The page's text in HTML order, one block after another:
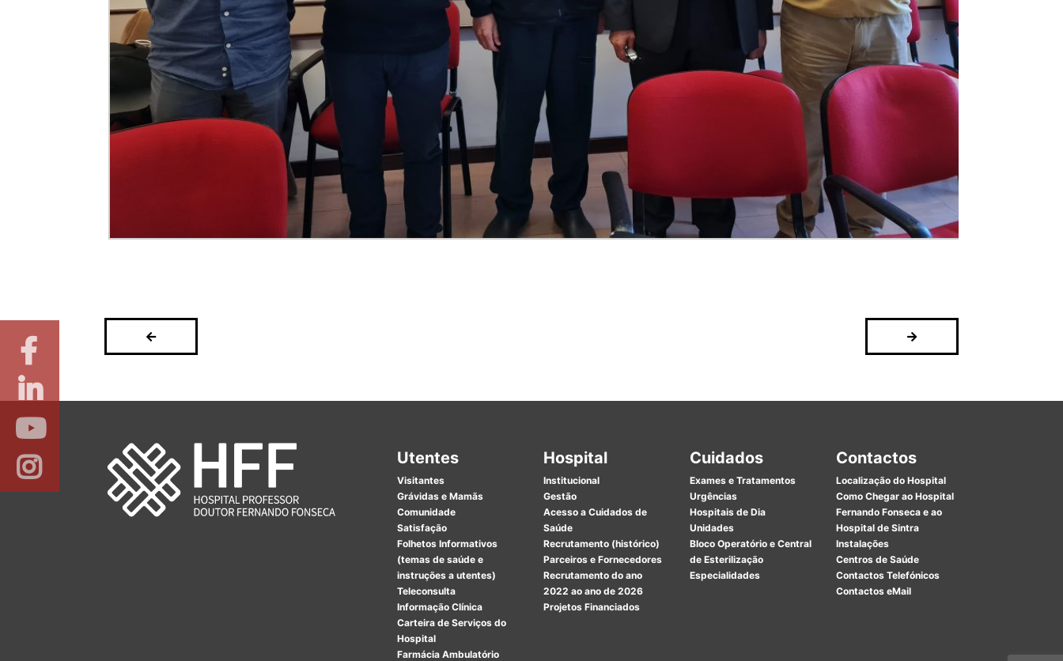
Utentes
Visitantes
Grávidas e Mamãs
Comunidade
Satisfação
Folhetos Informativos
(temas de saúde e
instruções a utentes)
Teleconsulta
Informação Clínica
Carteira de Serviços do
Hospital
Farmácia Ambulatório
Hospital
Institucional
Gestão
Acesso a Cuidados de
Saúde
Recrutamento (histórico)
Parceiros e Fornecedores
Recrutamento do ano
2022 ao ano de 2026
Projetos Financiados
Cuidados
Exames e Tratamentos
Urgências
Hospitais de Dia
Unidades
Bloco Operatório e Central
de Esterilização
Especialidades
Contactos
Localização do Hospital
Como Chegar ao Hospital
Fernando Fonseca e ao
Hospital de Sintra
Instalações
Centros de Saúde
Contactos Telefónicos
Contactos eMail